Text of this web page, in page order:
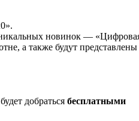
новинок —
а также будут представлены
добраться бесплатными